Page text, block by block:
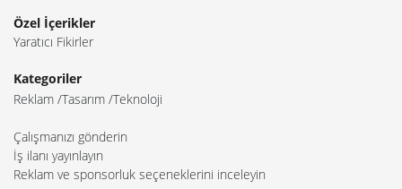
Özel İçerikler
Yaratıcı Fikirler
Kategoriler
Reklam Tasarım Teknoloji
Çalışmanızı gönderin
İş ilanı yayınlayın
Reklam ve sponsorluk seçeneklerini inceleyin